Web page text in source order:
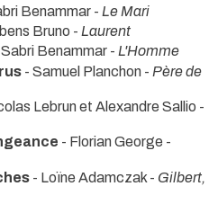
Benammar - Le Mari
Bruno - Laurent
Benammar - L'Homme
- Samuel Planchon - Père de
Lebrun et Alexandre Sallio -
- Florian George -
- Loïne Adamczak - Gilbert,